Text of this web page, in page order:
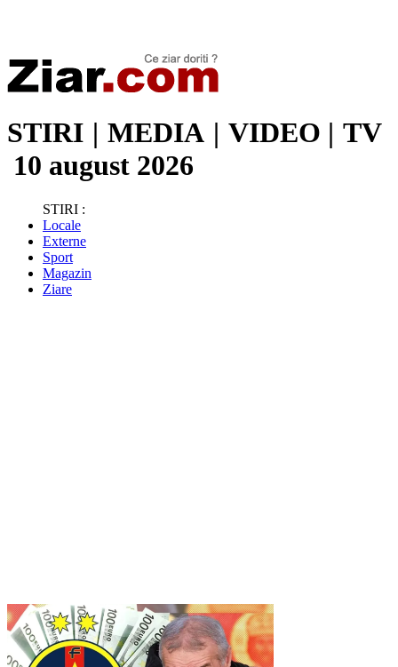
STIRI | MEDIA | VIDEO | TV
10 august 2026
STIRI :
Locale
Externe
Sport
Magazin
Ziare